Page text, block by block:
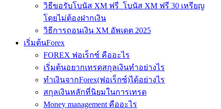
วิธีขอรับโบนัส XM ฟรี โบนัส XM ฟรี 30 เหรียญ
โดยไม่ต้องฝากเงิน
วิธีการถอนเงิน XM อัพเดต 2025
เริ่มต้นForex
FOREX ฟอเร็กซ์ คืออะไร
เริ่มต้นอยากเทรดสกุลเงินทำอย่างไร
ทำเงินจากForex(ฟอเร็กซ์)ได้อย่างไร
สกุลเงินหลักที่นิยมในการเทรด
Money management คืออะไร